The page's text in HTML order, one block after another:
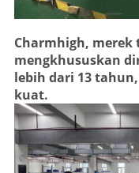
Charmhigh, merek
mengkhususkan
lebih dari 13
kuat.